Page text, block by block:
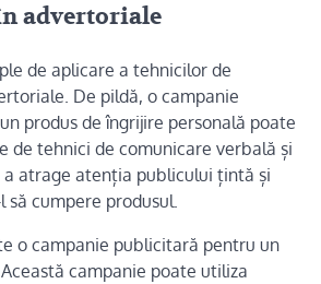
advertoriale
de aplicare a tehnicilor de
De pildă, o campanie
produs de îngrijire personală poate
de tehnici de comunicare verbală și
atrage atenția publicului țintă și
cumpere produsul.
o campanie publicitară pentru un
campanie poate utiliza